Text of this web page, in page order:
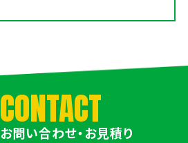
CONTACT
お問い合わせ・お見積り